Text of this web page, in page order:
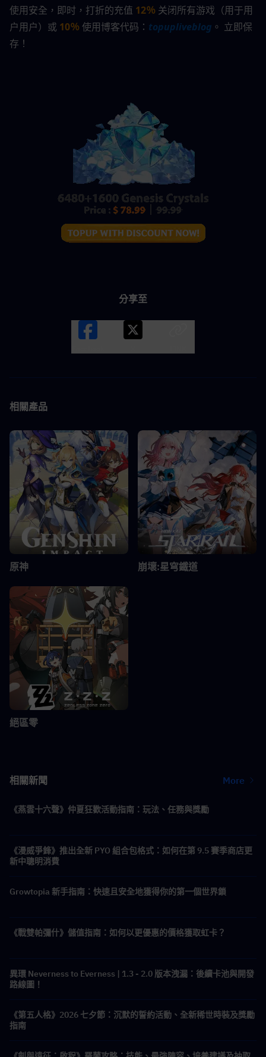
使用安全，即时，打折的充值 12％ 关闭所有游戏（用于用
户用户）或 10％ 使用博客代码： topupliveblog 。 立即保
存！
分享至
相關產品
原神 崩壞:星穹鐵道
絕區零
相關新聞 More
《燕雲十六聲》仲夏狂歡活動指南：玩法、任務與獎勵
《漫威爭鋒》推出全新 PYO 組合包格式：如何在第 9.5 賽季商店更
新中聰明消費
Growtopia 新手指南：快速且安全地獲得你的第一個世界鎖
《戰雙帕彌什》儲值指南：如何以更優惠的價格獲取虹卡？
異環 Neverness to Everness | 1.3 - 2.0 版本洩漏：後續卡池與開發
路線圖！
《第五人格》2026 七夕節：沉默的誓約活動、全新稀世時裝及獎勵
指南